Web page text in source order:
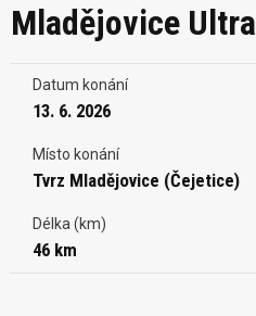
Mladějovice Ultra
Datum konání
13. 6. 2026
Místo konání
Tvrz Mladějovice (Čejetice)
Délka (km)
46 km